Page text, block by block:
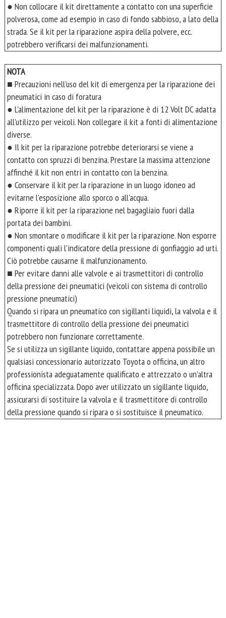
● Non collocare il kit direttamente a contatto con una superficie
polverosa, come ad esempio in caso di fondo sabbioso, a lato della
strada. Se il kit per la riparazione aspira della polvere, ecc.
potrebbero verificarsi dei malfunzionamenti.
NOTA
■ Precauzioni nell'uso del kit di emergenza per la riparazione dei
pneumatici in caso di foratura
● L'alimentazione del kit per la riparazione è di 12 Volt DC adatta
all'utilizzo per veicoli. Non collegare il kit a fonti di alimentazione
diverse.
● Il kit per la riparazione potrebbe deteriorarsi se viene a
contatto con spruzzi di benzina. Prestare la massima attenzione
affinché il kit non entri in contatto con la benzina.
● Conservare il kit per la riparazione in un luogo idoneo ad
evitarne l'esposizione allo sporco o all'acqua.
● Riporre il kit per la riparazione nel bagagliaio fuori dalla
portata dei bambini.
● Non smontare o modificare il kit per la riparazione. Non esporre
componenti quali l'indicatore della pressione di gonfiaggio ad urti.
Ciò potrebbe causarne il malfunzionamento.
■ Per evitare danni alle valvole e ai trasmettitori di controllo
della pressione dei pneumatici (veicoli con sistema di controllo
pressione pneumatici)
Quando si ripara un pneumatico con sigillanti liquidi, la valvola e il
trasmettitore di controllo della pressione dei pneumatici
potrebbero non funzionare correttamente.
Se si utilizza un sigillante liquido, contattare appena possibile un
qualsiasi concessionario autorizzato Toyota o officina, un altro
professionista adeguatamente qualificato e attrezzato o un'altra
officina specializzata. Dopo aver utilizzato un sigillante liquido,
assicurarsi di sostituire la valvola e il trasmettitore di controllo
della pressione quando si ripara o si sostituisce il pneumatico.